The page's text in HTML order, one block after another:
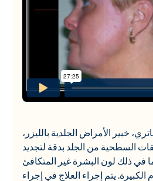
خبير الأمراض الجلدية بالليزر،
السطحية من الجلد بدقة لتجديد
ذلك لون البشرة غير المتكافئ
يتم إجراء العلاج في إجراء